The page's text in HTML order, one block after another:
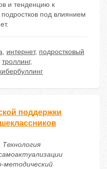
и тенденцию к
под влиянием
, интернет, подростковый
трoллинг,
поддержки
методический